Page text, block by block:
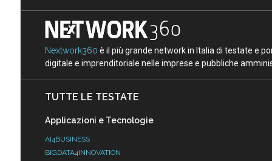
Nextwork360 è il più grande network in Italia di testate e
digitale e imprenditoriale nelle imprese e pubbliche
TUTTE LE TESTATE
Applicazioni e Tecnologie
AI4BUSINESS
BIGDATA4INNOVATION